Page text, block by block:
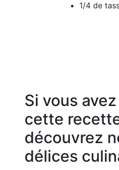
1/4 de
Si vous
cette
découvrez
délices